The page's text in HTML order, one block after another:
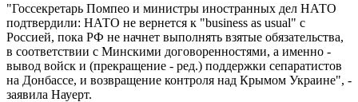
"Госсекретарь Помпео и министры иностранных дел НАТО
подтвердили: НАТО не вернется к "business as usual" с
Россией, пока РФ не начнет выполнять взятые обязательства,
в соответствии с Минскими договоренностями, а именно -
вывод войск и (прекращение - ред.) поддержки сепаратистов
на Донбассе, и возвращение контроля над Крымом Украине", -
заявила Науерт.